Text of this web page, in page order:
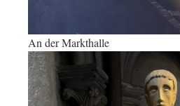
An der Markthalle